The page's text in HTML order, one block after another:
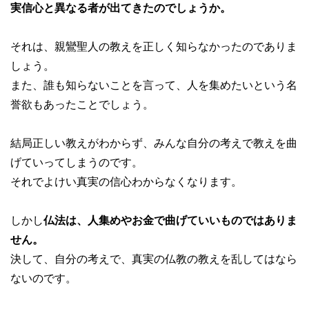
実信心と異なる者が出てきたのでしょうか。
それは、親鸞聖人の教えを正しく知らなかったのでありま
しょう。
また、誰も知らないことを言って、人を集めたいという名
誉欲もあったことでしょう。
結局正しい教えがわからず、みんな自分の考えで教えを曲
げていってしまうのです。
それでよけい真実の信心わからなくなります。
しかし仏法は、人集めやお金で曲げていいものではありま
せん。
決して、自分の考えで、真実の仏教の教えを乱してはなら
ないのです。